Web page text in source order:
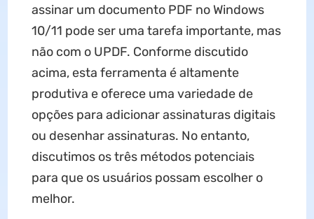
assinar um documento PDF no Windows
10/11 pode ser uma tarefa importante, mas
não com o UPDF. Conforme discutido
acima, esta ferramenta é altamente
produtiva e oferece uma variedade de
opções para adicionar assinaturas digitais
ou desenhar assinaturas. No entanto,
discutimos os três métodos potenciais
para que os usuários possam escolher o
melhor.